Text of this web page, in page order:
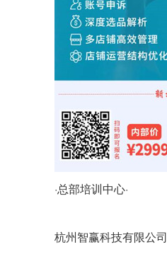
·总部培训中心·
杭州智赢科技有限公司